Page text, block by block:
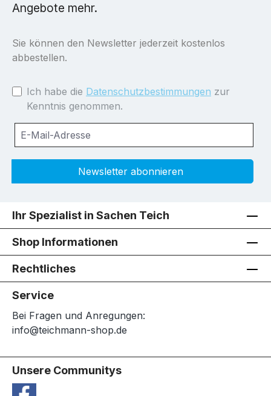
Angebote mehr.
Sie können den Newsletter jederzeit kostenlos
abbestellen.
Ich habe die Datenschutzbestimmungen zur
Kenntnis genommen.
Newsletter abonnieren
Ihr Spezialist in Sachen Teich
Shop Informationen
Rechtliches
Service
Bei Fragen und Anregungen:
info@teichmann-shop.de
Unsere Communitys